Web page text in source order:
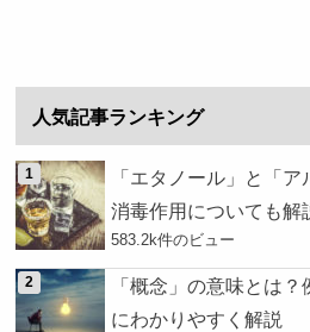
人気記事ランキング
「エタノール」と「
消毒作用についても解
583.2k件のビュー
「概念」の意味とは
にわかりやすく解説